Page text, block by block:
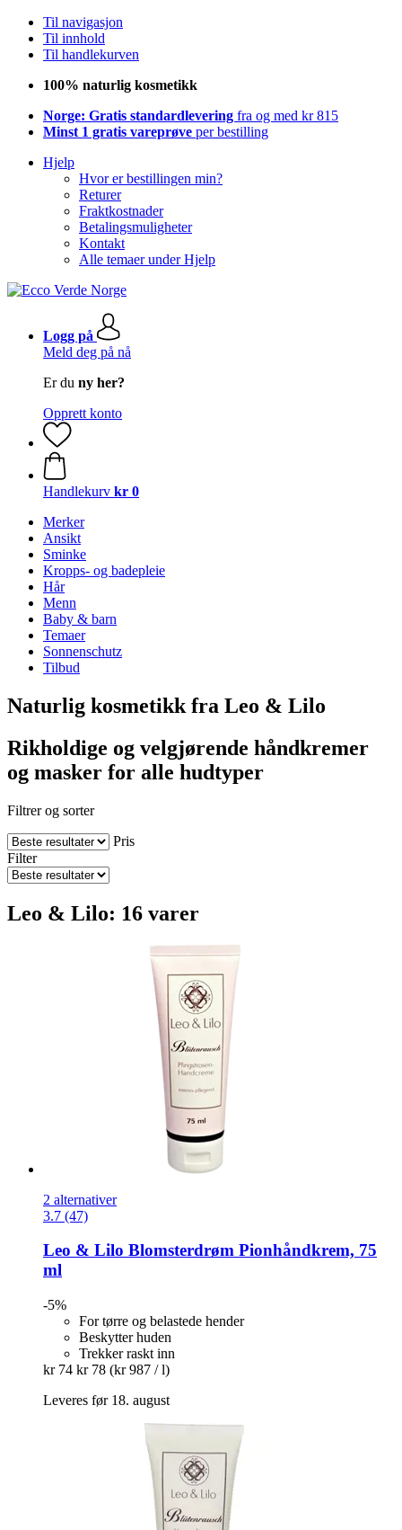
Til navigasjon
Til innhold
Til handlekurven
100% naturlig kosmetikk
Norge: Gratis standardlevering fra og med kr 815
Minst 1 gratis vareprøve per bestilling
Hjelp
Hvor er bestillingen min?
Returer
Fraktkostnader
Betalingsmuligheter
Kontakt
Alle temaer under Hjelp
Logg på
Meld deg på nå
Er du ny her?
Opprett konto
Handlekurv kr 0
Merker
Ansikt
Sminke
Kropps- og badepleie
Hår
Menn
Baby & barn
Temaer
Sonnenschutz
Tilbud
Naturlig kosmetikk fra Leo & Lilo
Rikholdige og velgjørende håndkremer
og masker for alle hudtyper
Filtrer og sorter
Pris
Filter
Leo & Lilo: 16 varer
2 alternativer
3.7 (47)
Leo & Lilo Blomsterdrøm Pionhåndkrem, 75
ml
-5%
For tørre og belastede hender
Beskytter huden
Trekker raskt inn
kr 74 kr 78 (kr 987 / l)
Leveres før 18. august